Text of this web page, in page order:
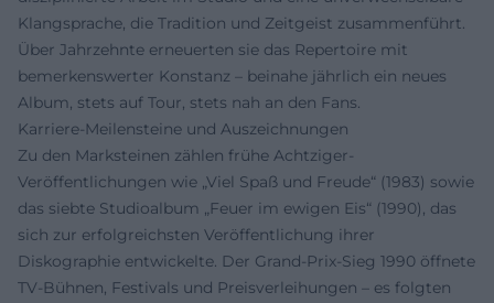
Klangsprache, die Tradition und Zeitgeist zusammenführt.
Über Jahrzehnte erneuerten sie das Repertoire mit
bemerkenswerter Konstanz – beinahe jährlich ein neues
Album, stets auf Tour, stets nah an den Fans.
Karriere-Meilensteine und Auszeichnungen
Zu den Marksteinen zählen frühe Achtziger-
Veröffentlichungen wie „Viel Spaß und Freude“ (1983) sowie
das siebte Studioalbum „Feuer im ewigen Eis“ (1990), das
sich zur erfolgreichsten Veröffentlichung ihrer
Diskographie entwickelte. Der Grand-Prix-Sieg 1990 öffnete
TV-Bühnen, Festivals und Preisverleihungen – es folgten